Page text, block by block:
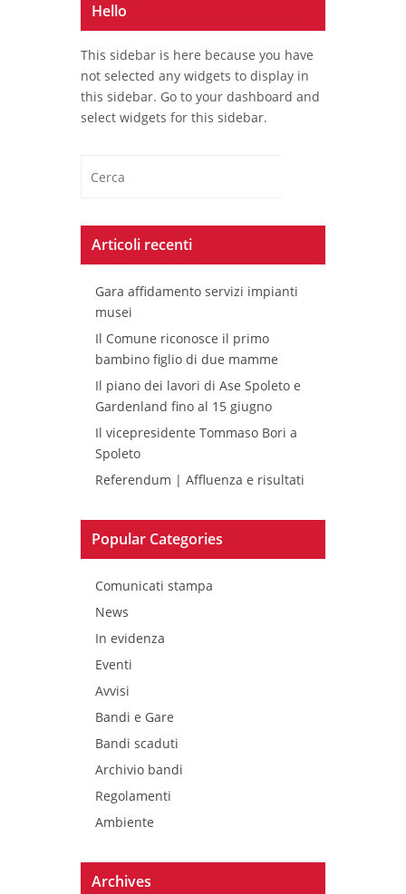
Hello
This sidebar is here because you have
not selected any widgets to display in
this sidebar. Go to your dashboard and
select widgets for this sidebar.
Articoli recenti
Gara affidamento servizi impianti
musei
Il Comune riconosce il primo
bambino figlio di due mamme
Il piano dei lavori di Ase Spoleto e
Gardenland fino al 15 giugno
Il vicepresidente Tommaso Bori a
Spoleto
Referendum | Affluenza e risultati
Popular Categories
Comunicati stampa
News
In evidenza
Eventi
Avvisi
Bandi e Gare
Bandi scaduti
Archivio bandi
Regolamenti
Ambiente
Archives